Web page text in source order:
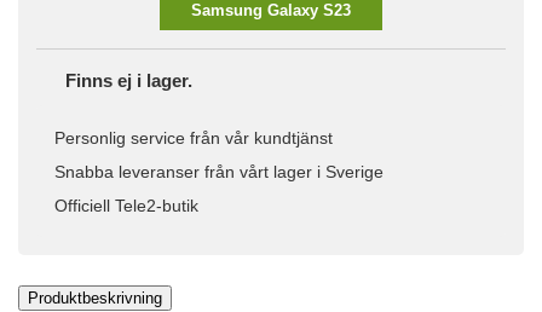
Samsung Galaxy S23
Finns ej i lager.
Personlig service från vår kundtjänst
Snabba leveranser från vårt lager i Sverige
Officiell Tele2-butik
Produktbeskrivning